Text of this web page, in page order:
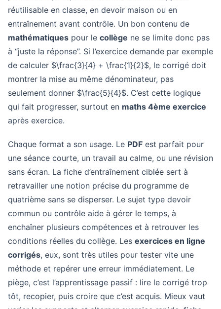
réutilisable en classe, en devoir maison ou en
entraînement avant contrôle. Un bon contenu de
mathématiques pour le collège ne se limite donc pas
à “juste la réponse”. Si l’exercice demande par exemple
de calculer $\frac{3}{4} + \frac{1}{2}$, le corrigé doit
montrer la mise au même dénominateur, pas
seulement donner $\frac{5}{4}$. C’est cette logique
qui fait progresser, surtout en maths 4ème exercice
après exercice.
Chaque format a son usage. Le PDF est parfait pour
une séance courte, un travail au calme, ou une révision
sans écran. La fiche d’entraînement ciblée sert à
retravailler une notion précise du programme de
quatrième sans se disperser. Le sujet type devoir
commun ou contrôle aide à gérer le temps, à
enchaîner plusieurs compétences et à retrouver les
conditions réelles du collège. Les exercices en ligne
corrigés, eux, sont très utiles pour tester vite une
méthode et repérer une erreur immédiatement. Le
piège, c’est l’apprentissage passif : lire le corrigé trop
tôt, recopier, puis croire que c’est acquis. Mieux vaut